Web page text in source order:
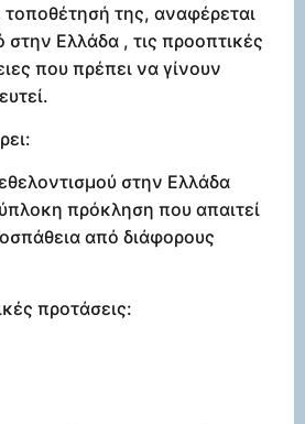
τοποθέτησή της, αναφέρεται
στην Ελλάδα , τις προοπτικές
που πρέπει να γίνουν
στην Ελλάδα
πρόκληση που απαιτεί
από διάφορους
προτάσεις: